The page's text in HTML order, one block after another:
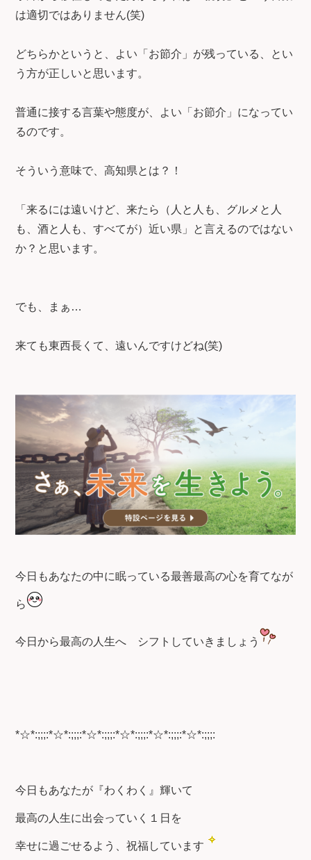
は適切ではありません(笑)
どちらかというと、よい「お節介」が残っている、とい
う方が正しいと思います。
普通に接する言葉や態度が、よい「お節介」になってい
るのです。
そういう意味で、高知県とは？！
「来るには遠いけど、来たら（人と人も、グルメと人
も、酒と人も、すべてが）近い県」と言えるのではない
か？と思います。
でも、まぁ…
来ても東西長くて、遠いんですけどね(笑)
今日もあなたの中に眠っている最善最高の心を育てなが
ら
今日から最高の人生へ シフトしていきましょう
*☆*:;;;:*☆*:;;;:*☆*:;;;:*☆*:;;;:*☆*:;;;:*☆*:;;;:
今日もあなたが『わくわく』輝いて
最高の人生に出会っていく１日を
幸せに過ごせるよう、祝福しています